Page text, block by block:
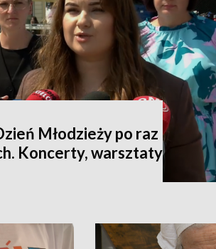
Młodzieży po raz
Koncerty, warsztaty